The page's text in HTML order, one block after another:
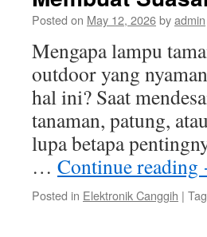
Posted on May 12, 2026byadmin
Mengapa lampu
outdoor yang
hal ini? Saat
tanaman, patung,
lupa betapa
… Continue reading
Posted in Elektronik Canggih |